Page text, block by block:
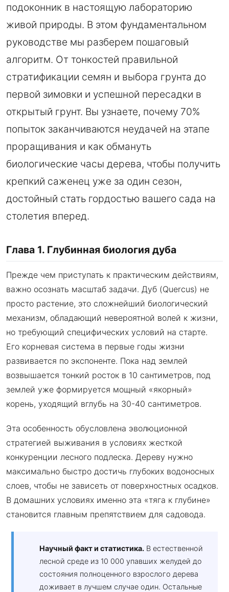
подоконник в настоящую лабораторию
живой природы. В этом фундаментальном
руководстве мы разберем пошаговый
алгоритм. От тонкостей правильной
стратификации семян и выбора грунта до
первой зимовки и успешной пересадки в
открытый грунт. Вы узнаете, почему 70%
попыток заканчиваются неудачей на этапе
проращивания и как обмануть
биологические часы дерева, чтобы получить
крепкий саженец уже за один сезон,
достойный стать гордостью вашего сада на
столетия вперед.
Глава 1. Глубинная биология дуба
Прежде чем приступать к практическим действиям,
важно осознать масштаб задачи. Дуб (Quercus) не
просто растение, это сложнейший биологический
механизм, обладающий невероятной волей к жизни,
но требующий специфических условий на старте.
Его корневая система в первые годы жизни
развивается по экспоненте. Пока над землей
возвышается тонкий росток в 10 сантиметров, под
землей уже формируется мощный «якорный»
корень, уходящий вглубь на 30-40 сантиметров.
Эта особенность обусловлена эволюционной
стратегией выживания в условиях жесткой
конкуренции лесного подлеска. Дереву нужно
максимально быстро достичь глубоких водоносных
слоев, чтобы не зависеть от поверхностных осадков.
В домашних условиях именно эта «тяга к глубине»
становится главным препятствием для садовода.
Научный факт и статистика. В естественной
лесной среде из 10 000 упавших желудей до
состояния полноценного взрослого дерева
доживает в лучшем случае один. Остальные